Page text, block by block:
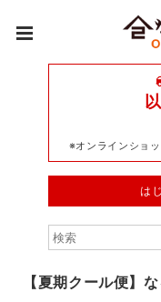
※オンラインショ
は
【夏期クール便】